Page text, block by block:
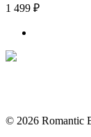
1 499 ₽
© 2026 Romantic